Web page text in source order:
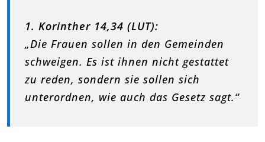
1. Korinther 14,34 (LUT):
„Die Frauen sollen in den Gemeinden
schweigen. Es ist ihnen nicht gestattet
zu reden, sondern sie sollen sich
unterordnen, wie auch das Gesetz sagt.“